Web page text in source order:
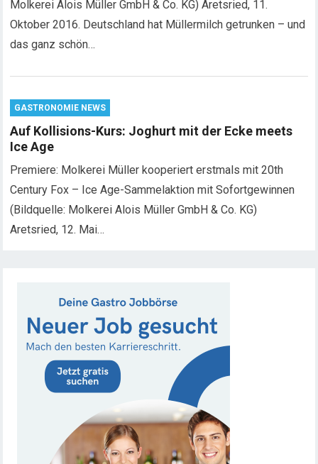
Molkerei Alois Müller GmbH & Co. KG) Aretsried, 11.
Oktober 2016. Deutschland hat Müllermilch getrunken – und
das ganz schön…
GASTRONOMIE NEWS
Auf Kollisions-Kurs: Joghurt mit der Ecke meets
Ice Age
Premiere: Molkerei Müller kooperiert erstmals mit 20th
Century Fox – Ice Age-Sammelaktion mit Sofortgewinnen
(Bildquelle: Molkerei Alois Müller GmbH & Co. KG)
Aretsried, 12. Mai…